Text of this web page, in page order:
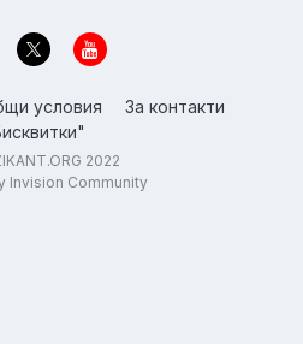
условия
За контакти
2022
Invision Community